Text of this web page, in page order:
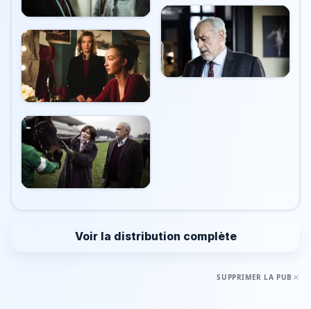
Voir la distribution complète
SUPPRIMER LA PUB